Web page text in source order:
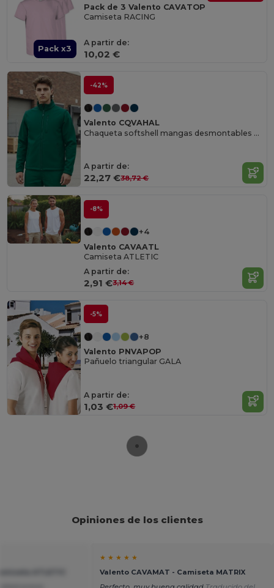
Pack x3
Pack de 3 Valento CAVATOP
Camiseta RACING
A partir de:
10,02 €
-42%
Valento CQVAHAL
Chaqueta softshell mangas desmontables HALIFAX
A partir de:
22,27 €38,72 €
-8%
+4
Valento CAVAATL
Camiseta ATLETIC
A partir de:
2,91 €3,14 €
-5%
+8
Valento PNVAPOP
Pañuelo triangular GALA
A partir de:
1,03 €1,09 €
Opiniones de los clientes
★ ★ ★ ★ ★
Valento CAVAMAT - Camiseta MATRIX